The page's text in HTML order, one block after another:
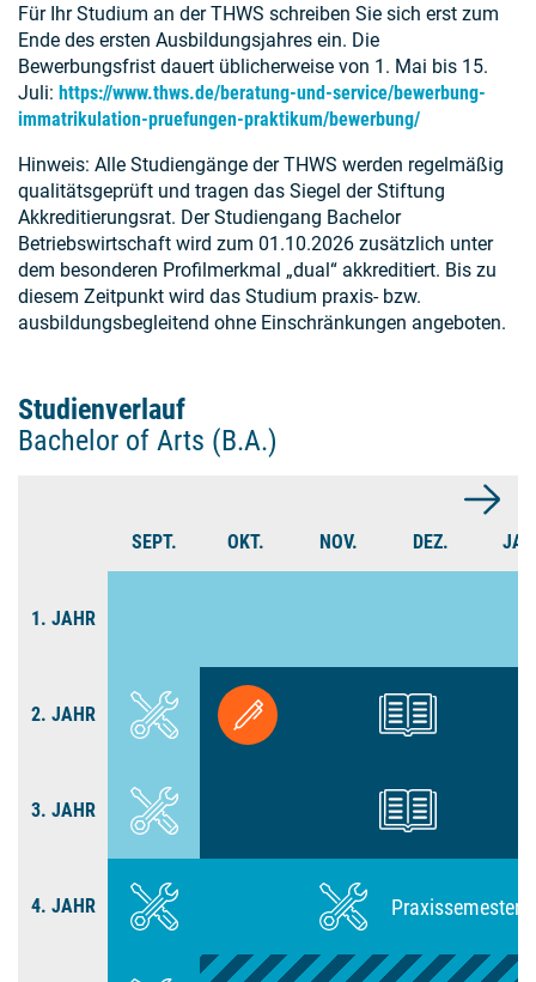
Für Ihr Studium an der THWS schreiben Sie sich erst zum
Ende des ersten Ausbildungsjahres ein. Die
Bewerbungsfrist dauert üblicherweise von 1. Mai bis 15.
Juli: https://www.thws.de/beratung-und-service/bewerbung-
immatrikulation-pruefungen-praktikum/bewerbung/
Hinweis: Alle Studiengänge der THWS werden regelmäßig
qualitätsgeprüft und tragen das Siegel der Stiftung
Akkreditierungsrat. Der Studiengang Bachelor
Betriebswirtschaft wird zum 01.10.2026 zusätzlich unter
dem besonderen Profilmerkmal „dual“ akkreditiert. Bis zu
diesem Zeitpunkt wird das Studium praxis- bzw.
ausbildungsbegleitend ohne Einschränkungen angeboten.
Studienverlauf
Bachelor of Arts (B.A.)
SEPT. OKT. NOV. DEZ.
1. JAHR
2. JAHR
3. JAHR
4. JAHR